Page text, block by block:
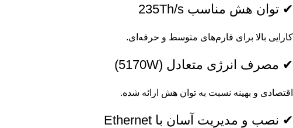
✔ توان هش مناسب 235Th/s
کارایی بالا برای فارم‌های متوسط و حرفه‌ای.
✔ مصرف انرژی متعادل (5170W)
اقتصادی و بهینه نسبت به توان هش ارائه شده.
✔ نصب و مدیریت آسان با Ethernet